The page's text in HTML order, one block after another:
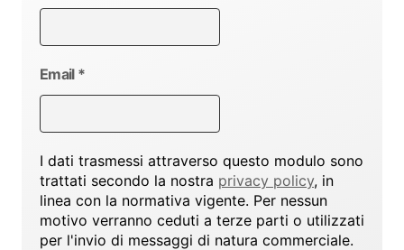
Email *
I dati trasmessi attraverso questo modulo sono
trattati secondo la nostra privacy policy, in
linea con la normativa vigente. Per nessun
motivo verranno ceduti a terze parti o utilizzati
per l'invio di messaggi di natura commerciale.